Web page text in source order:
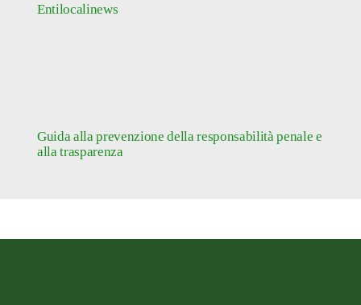
Entilocalinews
Guida alla prevenzione della responsabilità penale e
alla trasparenza